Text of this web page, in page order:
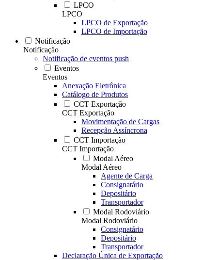
LPCO
LPCO
LPCO de Exportação
LPCO de Importação
Notificação
Notificação
Notificação de eventos push
Eventos
Eventos
Anexação Eletrônica
Catálogo de Produtos
CCT Exportação
CCT Exportação
Movimentação de Cargas
Recepção Assíncrona
CCT Importação
CCT Importação
Modal Aéreo
Modal Aéreo
Agente de Carga
Consignatário
Depositário
Transportador
Modal Rodoviário
Modal Rodoviário
Consignatário
Depositário
Transportador
Declaração Única de Exportação